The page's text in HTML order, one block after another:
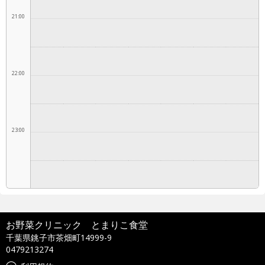
21:00
22:00
23:00
お野菜クリニック とまりこ食堂
千葉県銚子市茶畑町14999-9
0479213274